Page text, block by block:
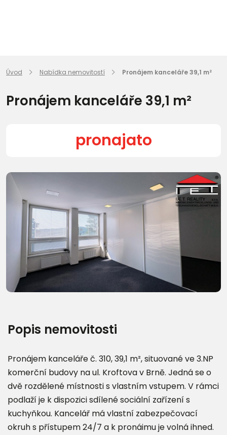
Úvod Nabídka nemovitostí Pronájem kanceláře 39,1 m²
Pronájem kanceláře 39,1 m²
pronajato
Další fotografie (10)
Popis nemovitosti
Pronájem kanceláře č. 310, 39,1 m², situované ve 3.NP
komerční budovy na ul. Kroftova v Brně. Jedná se o
dvě rozdělené místnosti s vlastním vstupem. V rámci
podlaží je k dispozici sdílené sociální zařízení s
kuchyňkou. Kancelář má vlastní zabezpečovací
okruh s přístupem 24/7 a k pronáimu je volná ihned.